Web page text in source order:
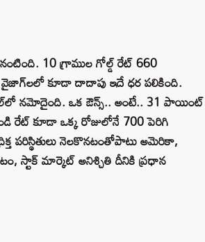
10 గ్రాముల గోల్డ్‌ రేట్‌ 660
కూడా దాదాపు ఇదే ధర పలికింది.
నమోదైంది. ఒక ఔన్స్‌.. అంటే.. 31 పాయింట్‌
రేట్‌ కూడా ఒక్క రోజులోనే 700 పెరిగి
పరిస్థితులు నెలకొనటంతోపాటు అమెరికా,
స్టాక్‌ మార్కెట్‌ అనిశ్చితి దీనికి ప్రధాన